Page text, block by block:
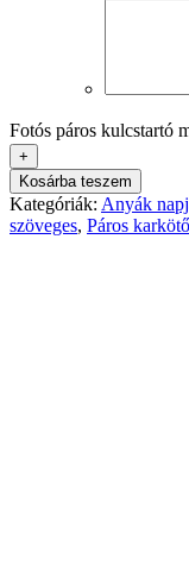
Fotós páros kulcstartó
+
Kosárba teszem
Kategóriák: Anyák
szöveges, Páros